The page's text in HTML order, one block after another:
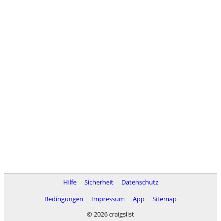
Hilfe Sicherheit
Datenschutz
Bedingungen
Impressum App
Sitemap
© 2026 craigslist